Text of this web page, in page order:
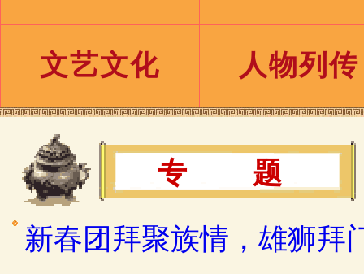
文艺文化 人物列传
专 题
新春团拜聚族情，雄狮拜